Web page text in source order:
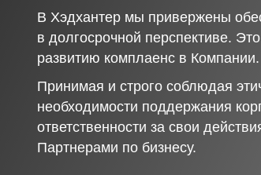
В Хэдхантер мы привержены
в долгосрочной перспективе.
развитию комплаенс в Компании.
Принимая и строго соблюдая
необходимости поддержания
ответственности за свои
Партнерами по бизнесу.